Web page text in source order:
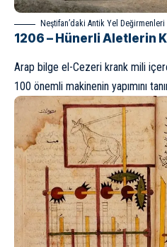
Neştifan’daki Antik Yel
1206 – Hünerli Aletlerin
Arap bilge el-Cezeri krank mili
100 önemli makinenin yapımını